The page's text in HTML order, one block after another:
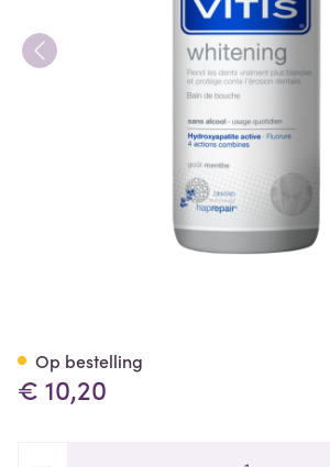
€ 10,20
Op bestelling